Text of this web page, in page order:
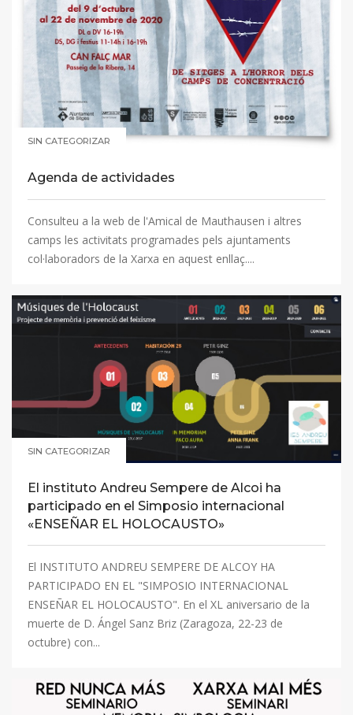
SIN CATEGORIZAR
Agenda de actividades
Consulteu a la web de l'Amical de Mauthausen i altres
camps les activitats programades pels ajuntaments
col·laboradors de la Xarxa en aquest enllaç....
SIN CATEGORIZAR
El instituto Andreu Sempere de Alcoi ha
participado en el Simposio internacional
«ENSEÑAR EL HOLOCAUSTO»
El INSTITUTO ANDREU SEMPERE DE ALCOY HA
PARTICIPADO EN EL "SIMPOSIO INTERNACIONAL
ENSEÑAR EL HOLOCAUSTO". En el XL aniversario de la
muerte de D. Ángel Sanz Briz (Zaragoza, 22-23 de
octubre) con...